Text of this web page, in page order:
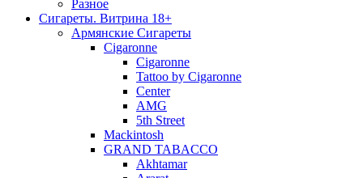
Разное
Сигареты. Витрина 18+
Армянские Сигареты
Cigaronne
Cigaronne
Tattoo by Cigaronne
Center
AMG
5th Street
Mackintosh
GRAND TABACCO
Akhtamar